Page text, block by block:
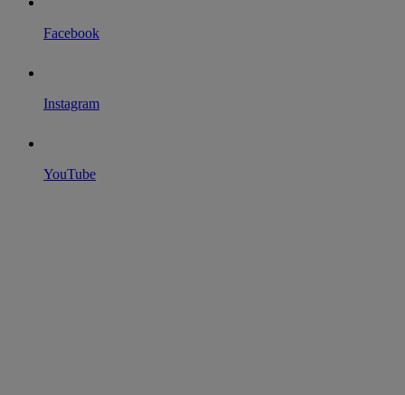
Facebook
Instagram
YouTube